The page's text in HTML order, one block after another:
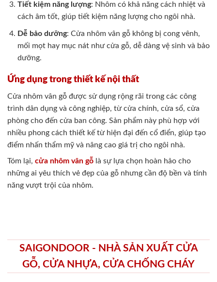
Tiết kiệm năng lượng: Nhôm có khả năng cách nhiệt và
cách âm tốt, giúp tiết kiệm năng lượng cho ngôi nhà.
Dễ bảo dưỡng: Cửa nhôm vân gỗ không bị cong vênh,
mối mọt hay mục nát như cửa gỗ, dễ dàng vệ sinh và bảo
dưỡng.
Ứng dụng trong thiết kế nội thất
Cửa nhôm vân gỗ được sử dụng rộng rãi trong các công
trình dân dụng và công nghiệp, từ cửa chính, cửa sổ, cửa
phòng cho đến cửa ban công. Sản phẩm này phù hợp với
nhiều phong cách thiết kế từ hiện đại đến cổ điển, giúp tạo
điểm nhấn thẩm mỹ và nâng cao giá trị cho ngôi nhà.
Tóm lại, cửa nhôm vân gỗ là sự lựa chọn hoàn hảo cho
những ai yêu thích vẻ đẹp của gỗ nhưng cần độ bền và tính
năng vượt trội của nhôm.
SAIGONDOOR - NHÀ SẢN XUẤT CỬA
GỖ, CỬA NHỰA, CỬA CHỐNG CHÁY